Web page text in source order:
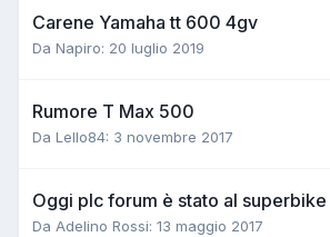
Carene Yamaha tt 600 4gv
Da Napiro: 20 luglio 2019
Rumore T Max 500
Da Lello84: 3 novembre 2017
Oggi plc forum è stato al superbike
Da Adelino Rossi: 13 maggio 2017